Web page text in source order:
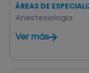
ÁREAS DE
Anestesiología
Ver más